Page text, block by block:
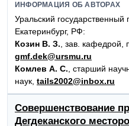
ИНФОРМАЦИЯ ОБ АВТОРАХ
Уральский государственный
Екатеринбург, РФ:
Козин В. З. , зав. кафедрой,
gmf.dek@ursmu.ru
Комлев А. С. , старший
наук, tails2002@inbox.ru
Совершенствование
Дегдеканского